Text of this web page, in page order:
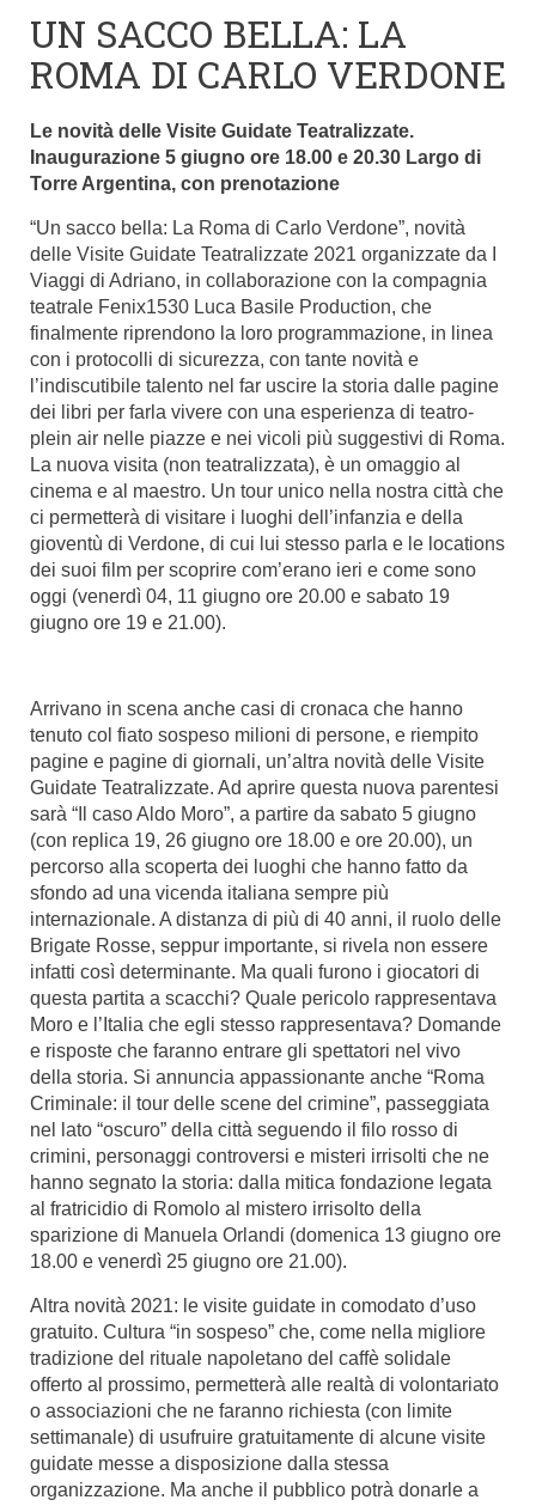
UN SACCO BELLA: LA
ROMA DI CARLO VERDONE
Le novità delle Visite Guidate Teatralizzate.
Inaugurazione 5 giugno ore 18.00 e 20.30 Largo di
Torre Argentina, con prenotazione
“Un sacco bella: La Roma di Carlo Verdone”, novità
delle Visite Guidate Teatralizzate 2021 organizzate da I
Viaggi di Adriano, in collaborazione con la compagnia
teatrale Fenix1530 Luca Basile Production, che
finalmente riprendono la loro programmazione, in linea
con i protocolli di sicurezza, con tante novità e
l’indiscutibile talento nel far uscire la storia dalle pagine
dei libri per farla vivere con una esperienza di teatro-
plein air nelle piazze e nei vicoli più suggestivi di Roma.
La nuova visita (non teatralizzata), è un omaggio al
cinema e al maestro. Un tour unico nella nostra città che
ci permetterà di visitare i luoghi dell’infanzia e della
gioventù di Verdone, di cui lui stesso parla e le locations
dei suoi film per scoprire com’erano ieri e come sono
oggi (venerdì 04, 11 giugno ore 20.00 e sabato 19
giugno ore 19 e 21.00).
Arrivano in scena anche casi di cronaca che hanno
tenuto col fiato sospeso milioni di persone, e riempito
pagine e pagine di giornali, un’altra novità delle Visite
Guidate Teatralizzate. Ad aprire questa nuova parentesi
sarà “Il caso Aldo Moro”, a partire da sabato 5 giugno
(con replica 19, 26 giugno ore 18.00 e ore 20.00), un
percorso alla scoperta dei luoghi che hanno fatto da
sfondo ad una vicenda italiana sempre più
internazionale. A distanza di più di 40 anni, il ruolo delle
Brigate Rosse, seppur importante, si rivela non essere
infatti così determinante. Ma quali furono i giocatori di
questa partita a scacchi? Quale pericolo rappresentava
Moro e l’Italia che egli stesso rappresentava? Domande
e risposte che faranno entrare gli spettatori nel vivo
della storia. Si annuncia appassionante anche “Roma
Criminale: il tour delle scene del crimine”, passeggiata
nel lato “oscuro” della città seguendo il filo rosso di
crimini, personaggi controversi e misteri irrisolti che ne
hanno segnato la storia: dalla mitica fondazione legata
al fratricidio di Romolo al mistero irrisolto della
sparizione di Manuela Orlandi (domenica 13 giugno ore
18.00 e venerdì 25 giugno ore 21.00).
Altra novità 2021: le visite guidate in comodato d’uso
gratuito. Cultura “in sospeso” che, come nella migliore
tradizione del rituale napoletano del caffè solidale
offerto al prossimo, permetterà alle realtà di volontariato
o associazioni che ne faranno richiesta (con limite
settimanale) di usufruire gratuitamente di alcune visite
guidate messe a disposizione dalla stessa
organizzazione. Ma anche il pubblico potrà donarle a